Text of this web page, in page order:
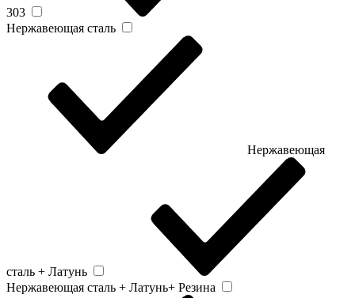
303
Нержавеющая сталь
Нержавеющая
сталь + Латунь
Нержавеющая сталь + Латунь+ Резина